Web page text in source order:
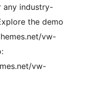
any industry-
the demo
vw-
vw-